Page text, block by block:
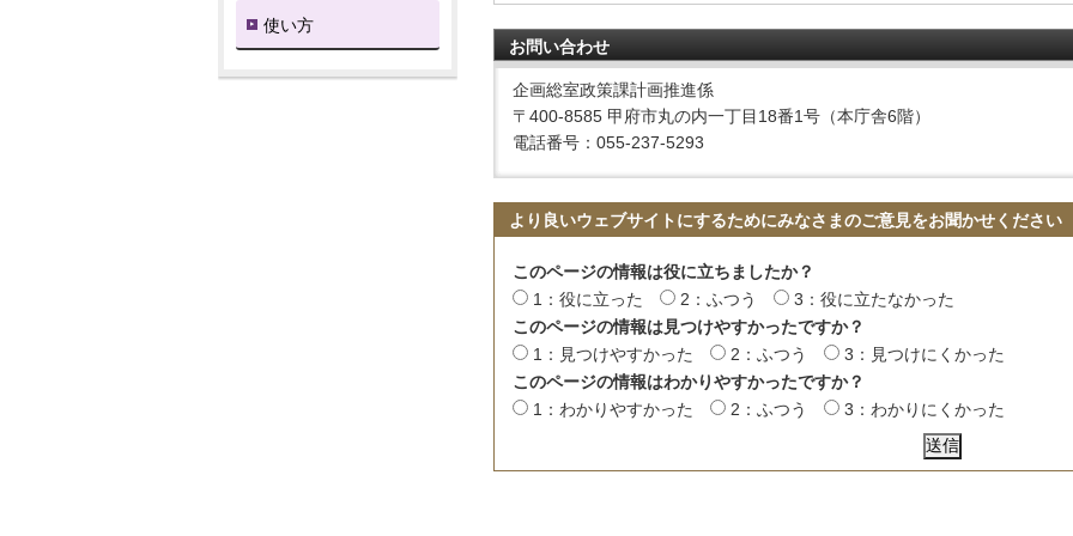
使い方
お問い合わせ
企画総室政策課計画推進係
〒400-8585 甲府市丸の内一丁目18番1号（本庁舎6階）
電話番号：055-237-5293
より良いウェブサイトにするためにみなさまのご意見をお聞かせください
このページの情報は役に立ちましたか？
1：役に立った
2：ふつう
3：役に立たなかった
このページの情報は見つけやすかったですか？
1：見つけやすかった
2：ふつう
3：見つけにくかった
このページの情報はわかりやすかったですか？
1：わかりやすかった
2：ふつう 3：わかりにくかった